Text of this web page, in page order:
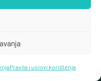
Pravila i uslovi korištenja